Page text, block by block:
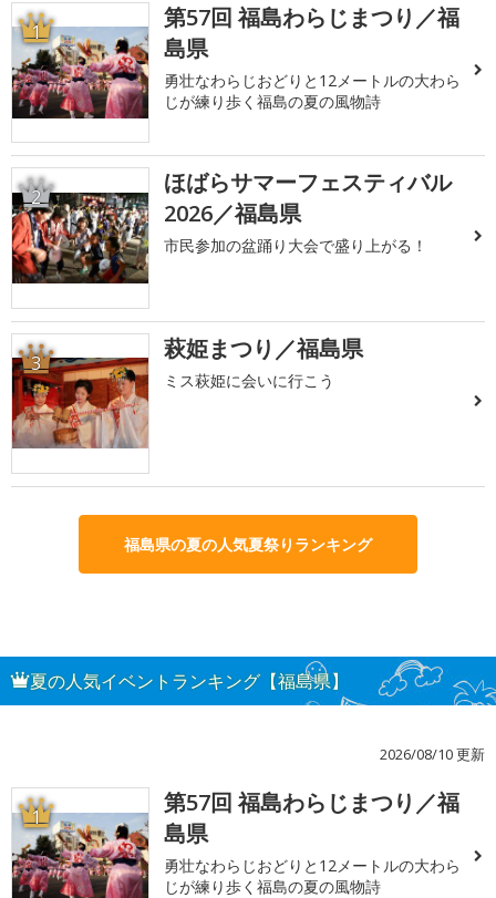
1
第57回 福島わらじまつり／福
島県
勇壮なわらじおどりと12メートルの大わら
じが練り歩く福島の夏の風物詩
2
ほばらサマーフェスティバル
2026／福島県
市民参加の盆踊り大会で盛り上がる！
3 萩姫まつり／福島県
ミス萩姫に会いに行こう
福島県の夏の人気夏祭りランキング
夏の人気イベントランキング【福島県】
2026/08/10 更新
1
第57回 福島わらじまつり／福
島県
勇壮なわらじおどりと12メートルの大わら
じが練り歩く福島の夏の風物詩